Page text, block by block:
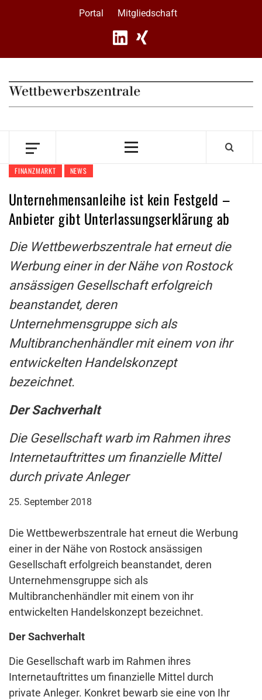
Portal Mitgliedschaft
Primary
FINANZMARKT NEWS
Unternehmensanleihe ist kein Festgeld –
Anbieter gibt Unterlassungserklärung ab
Die Wettbewerbszentrale hat erneut die
Werbung einer in der Nähe von Rostock
ansässigen Gesellschaft erfolgreich
beanstandet, deren
Unternehmensgruppe sich als
Multibranchenhändler mit einem von ihr
entwickelten Handelskonzept
bezeichnet.
Der Sachverhalt
Die Gesellschaft warb im Rahmen ihres
Internetauftrittes um finanzielle Mittel
durch private Anleger
25. September 2018
Die Wettbewerbszentrale hat erneut die Werbung
einer in der Nähe von Rostock ansässigen
Gesellschaft erfolgreich beanstandet, deren
Unternehmensgruppe sich als
Multibranchenhändler mit einem von ihr
entwickelten Handelskonzept bezeichnet.
Der Sachverhalt
Die Gesellschaft warb im Rahmen ihres
Internetauftrittes um finanzielle Mittel durch
private Anleger. Konkret bewarb sie eine von Ihr